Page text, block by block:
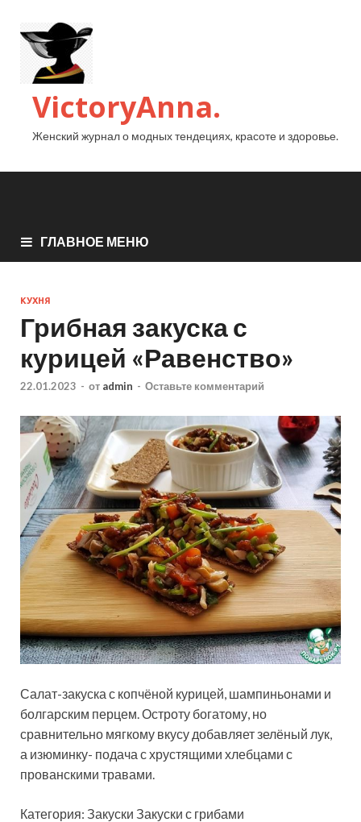
VictoryAnna.
Женский журнал о модных тендециях, красоте и здоровье.
ГЛАВНОЕ МЕНЮ
КУХНЯ
Грибная закуска с
курицей «Равенство»
22.01.2023 - от admin - Оставьте комментарий
Салат-закуска с копчёной курицей, шампиньонами и
болгарским перцем. Остроту богатому, но
сравнительно мягкому вкусу добавляет зелёный лук,
а изюминку- подача с хрустящими хлебцами с
прованскими травами.
Категория: Закуски Закуски с грибами